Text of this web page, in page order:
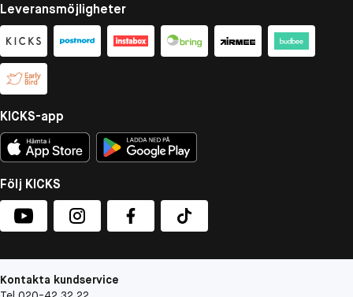
Leveransmöjligheter
KICKS-app
Följ KICKS
Kontakta kundservice